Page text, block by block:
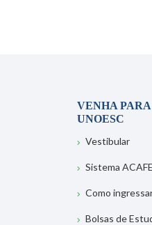
VENHA PARA
UNOESC
Vestibular
Sistema ACAFE
Como
Bolsas de